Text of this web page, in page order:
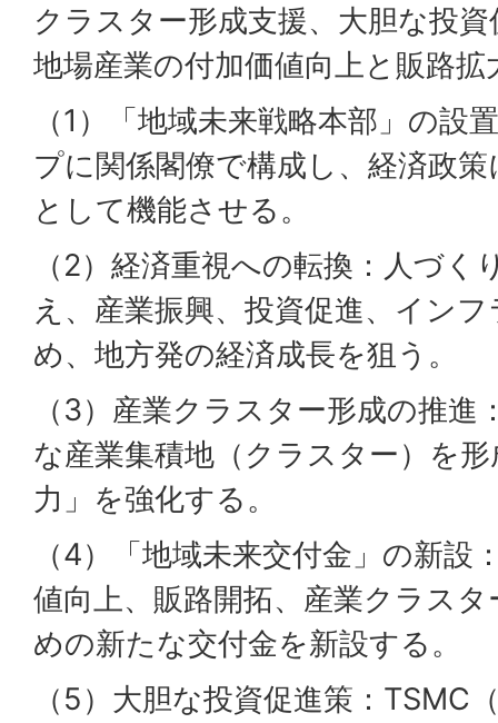
クラスター形成支援、大胆な投
地場産業の付加価値向上と販路拡
（1）「地域未来戦略本部」の設
プに関係閣僚で構成し、経済政
として機能させる。
（2）経済重視への転換：人づく
え、産業振興、投資促進、イン
め、地方発の経済成長を狙う。
（3）産業クラスター形成の推進
な産業集積地（クラスター）を
力」を強化する。
（4）「地域未来交付金」の新設
値向上、販路開拓、産業クラス
めの新たな交付金を新設する。
（5）大胆な投資促進策：TSMC